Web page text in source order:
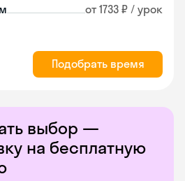
от 1733 ₽ / урок
Подобрать время
выбор —
на бесплатную